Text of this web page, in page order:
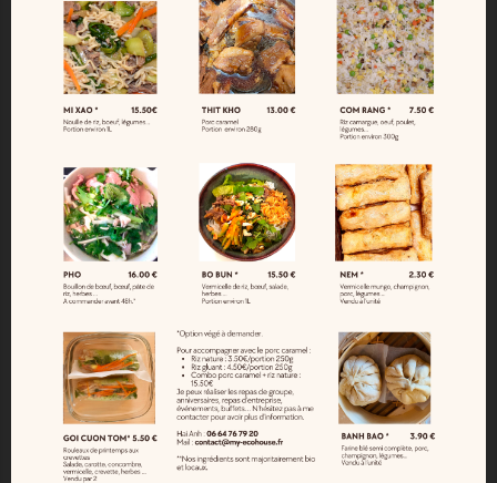
Origine :Fabriqué en Suisse
Dimensions :20 x 10 x 3.5 cm
Poids net :0.016g
16 Autres Produits Dans La
Même Catégorie :